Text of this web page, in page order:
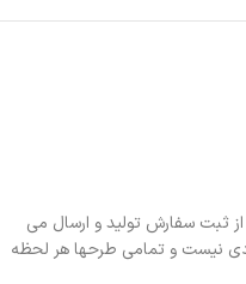
ثبت سفارش تولید و ارسال می
نیست و تمامی طرحها هر لحظه